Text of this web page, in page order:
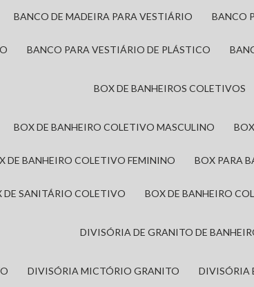
BANCO DE MADEIRA PARA VESTIÁRIO BANCO
BANCO PARA VESTIÁRIO DE PLÁSTICO
BOX DE BANHEIROS COLETIVOS
BOX DE BANHEIRO COLETIVO MASCULINO
DE BANHEIRO COLETIVO FEMININO BOX PARA
DE SANITÁRIO COLETIVO BOX DE BANHEIRO
DIVISÓRIA DE GRANITO DE
DIVISÓRIA MICTÓRIO GRANITO